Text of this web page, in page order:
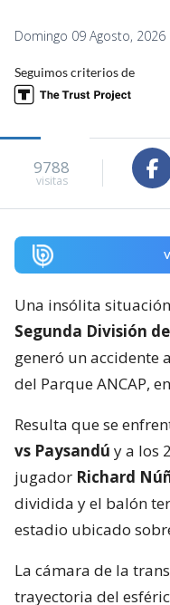
Domingo 09 Agosto,
Seguimos criterios de
9788
visitas
Una insólita
Segunda División
generó un accidente
del Parque ANCAP,
Resulta que se
vs Paysandú y a los
jugador Richard
dividida y el balón
estadio ubicado
La cámara de la
trayectoria del